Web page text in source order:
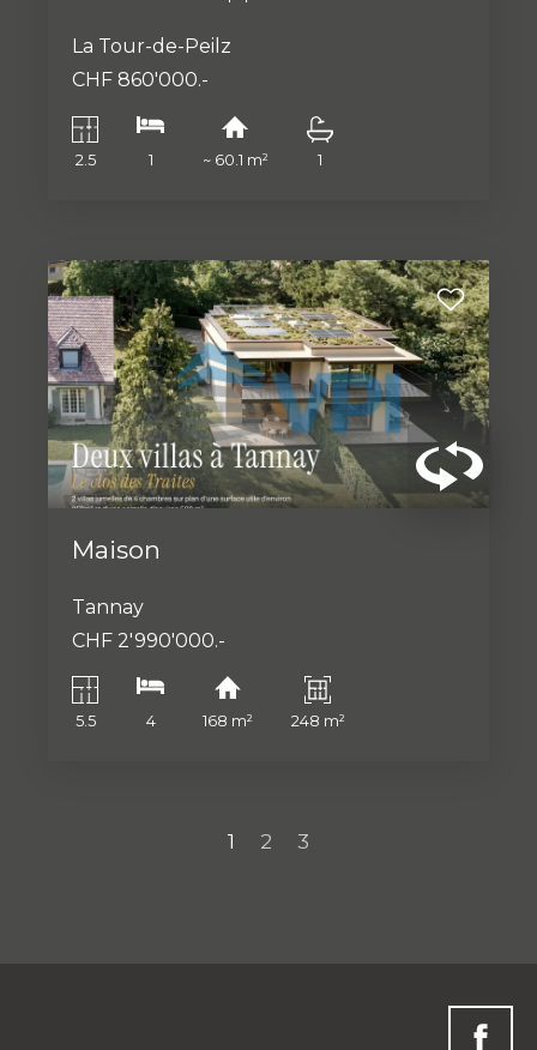
La Tour-de-Peilz
CHF 860'000.-
2.5 1 ~ 60.1 m² 1
Maison
Tannay
CHF 2'990'000.-
5.5 4 168 m² 248 m²
1 2 3